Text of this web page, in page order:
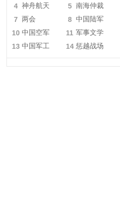
4 神舟航天 5 南海仲裁
7 两会 8 中国陆军
10 中国空军 11 军事文学
13 中国军工 14 惩越战场